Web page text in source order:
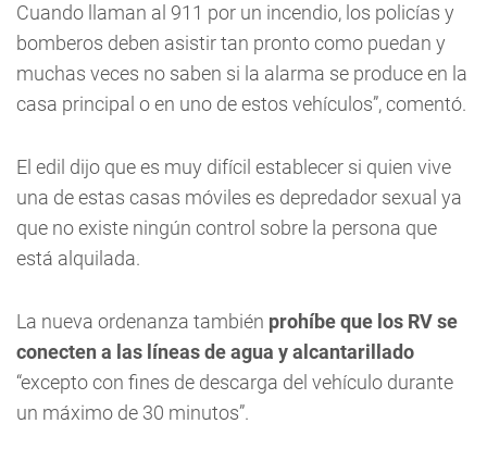
Cuando llaman al 911 por un incendio, los policías y
bomberos deben asistir tan pronto como puedan y
muchas veces no saben si la alarma se produce en la
casa principal o en uno de estos vehículos”, comentó.
El edil dijo que es muy difícil establecer si quien vive
una de estas casas móviles es depredador sexual ya
que no existe ningún control sobre la persona que
está alquilada.
La nueva ordenanza también prohíbe que los RV se
conecten a las líneas de agua y alcantarillado
“excepto con fines de descarga del vehículo durante
un máximo de 30 minutos”.